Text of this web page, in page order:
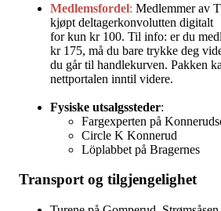
Medlemsfordel: Medlemmer av
kjøpt deltagerkonvolutten digitalt
for kun kr 100. Til info: er du
kr 175, må du bare trykke deg
du går til handlekurven. Pakken
nettportalen inntil videre.
Fysiske utsalgssteder:
Fargexperten på
Circle K Konnerud
Löplabbet på Bragernes
Transport og tilgjengelighet